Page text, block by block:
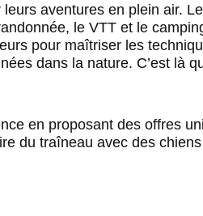
aventures en plein air.
le VTT et le
pour maîtriser les
dans la nature. C’est là
en proposant des offres
du traîneau avec des